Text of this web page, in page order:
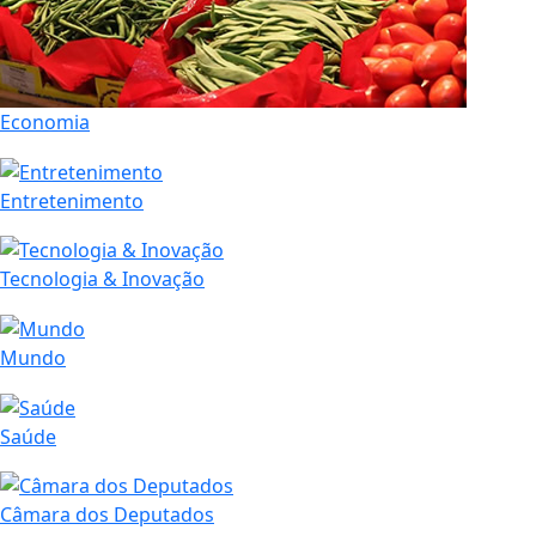
Economia
Entretenimento
Tecnologia & Inovação
Mundo
Saúde
Câmara dos Deputados